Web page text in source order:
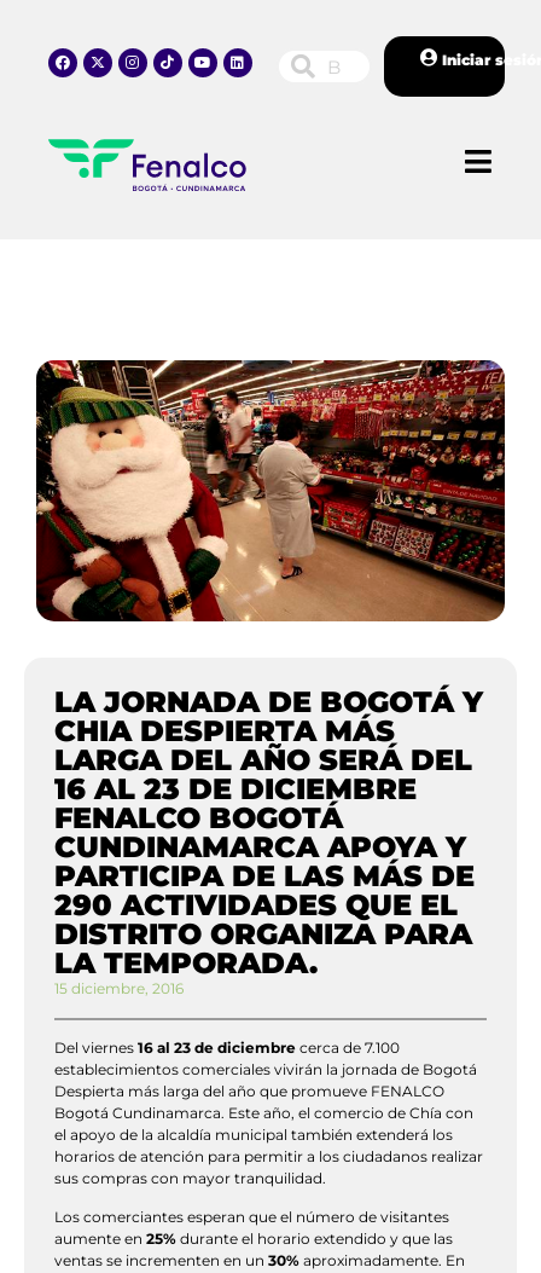
Iniciar
LA JORNADA DE BOGOTÁ Y
CHIA DESPIERTA MÁS
LARGA DEL AÑO SERÁ DEL
16 AL 23 DE DICIEMBRE
FENALCO BOGOTÁ
CUNDINAMARCA APOYA Y
PARTICIPA DE LAS MÁS DE
290 ACTIVIDADES QUE EL
DISTRITO ORGANIZA PARA
LA TEMPORADA.
15 diciembre, 2016
Del viernes 16 al 23 de diciembre cerca de 7.100
establecimientos comerciales vivirán la jornada de Bogotá
Despierta más larga del año que promueve FENALCO
Bogotá Cundinamarca. Este año, el comercio de Chía con
el apoyo de la alcaldía municipal también extenderá los
horarios de atención para permitir a los ciudadanos realizar
sus compras con mayor tranquilidad.
Los comerciantes esperan que el número de visitantes
aumente en 25% durante el horario extendido y que las
ventas se incrementen en un 30% aproximadamente. En